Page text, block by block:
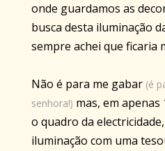
onde guardamos as
busca desta iluminação
sempre achei que ficaria
Não é para me gabar (é
senhora!) mas, em
o quadro da
iluminação com uma